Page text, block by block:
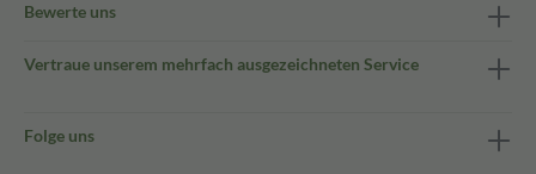
Bewerte uns
Vertraue unserem mehrfach ausgezeichneten Service
Folge uns